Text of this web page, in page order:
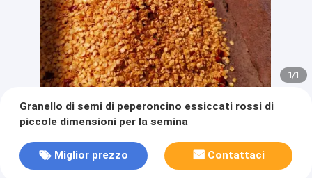
1/1
Granello di semi di peperoncino essiccati rossi di
piccole dimensioni per la semina
Miglior prezzo Contattaci